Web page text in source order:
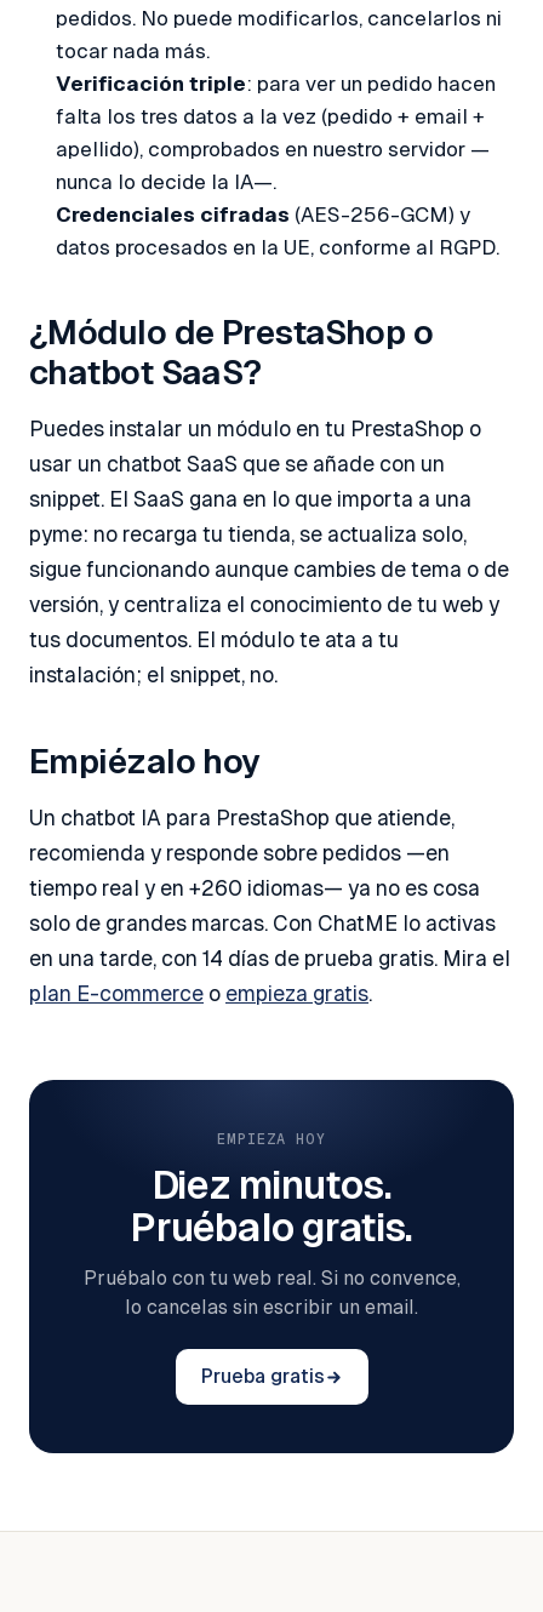
pedidos. No puede modificarlos, cancelarlos ni
tocar nada más.
Verificación triple: para ver un pedido hacen
falta los tres datos a la vez (pedido + email +
apellido), comprobados en nuestro servidor —
nunca lo decide la IA—.
Credenciales cifradas (AES-256-GCM) y
datos procesados en la UE, conforme al RGPD.
¿Módulo de PrestaShop o
chatbot SaaS?
Puedes instalar un módulo en tu PrestaShop o
usar un chatbot SaaS que se añade con un
snippet. El SaaS gana en lo que importa a una
pyme: no recarga tu tienda, se actualiza solo,
sigue funcionando aunque cambies de tema o de
versión, y centraliza el conocimiento de tu web y
tus documentos. El módulo te ata a tu
instalación; el snippet, no.
Empiézalo hoy
Un chatbot IA para PrestaShop que atiende,
recomienda y responde sobre pedidos —en
tiempo real y en +260 idiomas— ya no es cosa
solo de grandes marcas. Con ChatME lo activas
en una tarde, con 14 días de prueba gratis. Mira el
plan E-commerce o empieza gratis.
EMPIEZA HOY
Diez minutos.
Pruébalo gratis.
Pruébalo con tu web real. Si no convence,
lo cancelas sin escribir un email.
Prueba gratis